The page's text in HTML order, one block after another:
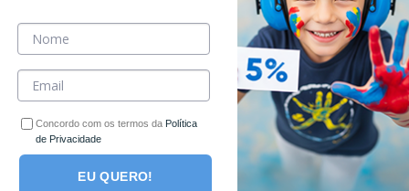
-65%
Concordo com os termos da Política
de Privacidade
EU QUERO!